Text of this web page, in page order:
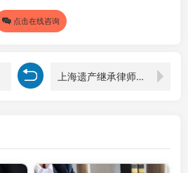
点击在线咨询
上海遗产继承律师解析：父母遗产继承的多元考量与法律路径